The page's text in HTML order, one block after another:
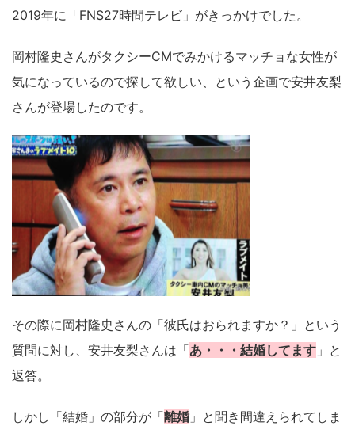
2019年に「FNS27時間テレビ」がきっかけでした。
岡村隆史さんがタクシーCMでみかけるマッチョな女性が
気になっているので探して欲しい、という企画で安井友梨
さんが登場したのです。
その際に岡村隆史さんの「彼氏はおられますか？」という
質問に対し、安井友梨さんは「あ・・・結婚してます 」と
返答。
しかし「結婚」の部分が「離婚 」と聞き間違えられてしま